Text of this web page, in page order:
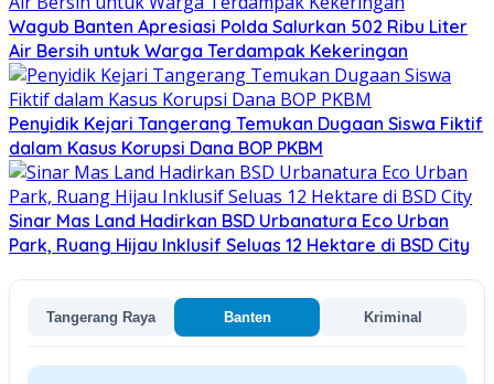
Wagub Banten Apresiasi Polda Salurkan 502 Ribu Liter
Air Bersih untuk Warga Terdampak Kekeringan
Penyidik Kejari Tangerang Temukan Dugaan Siswa Fiktif
dalam Kasus Korupsi Dana BOP PKBM
Sinar Mas Land Hadirkan BSD Urbanatura Eco Urban
Park, Ruang Hijau Inklusif Seluas 12 Hektare di BSD City
Tangerang Raya Banten Kriminal